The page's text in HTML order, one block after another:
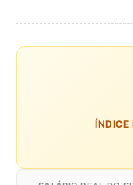
ÍNDICE